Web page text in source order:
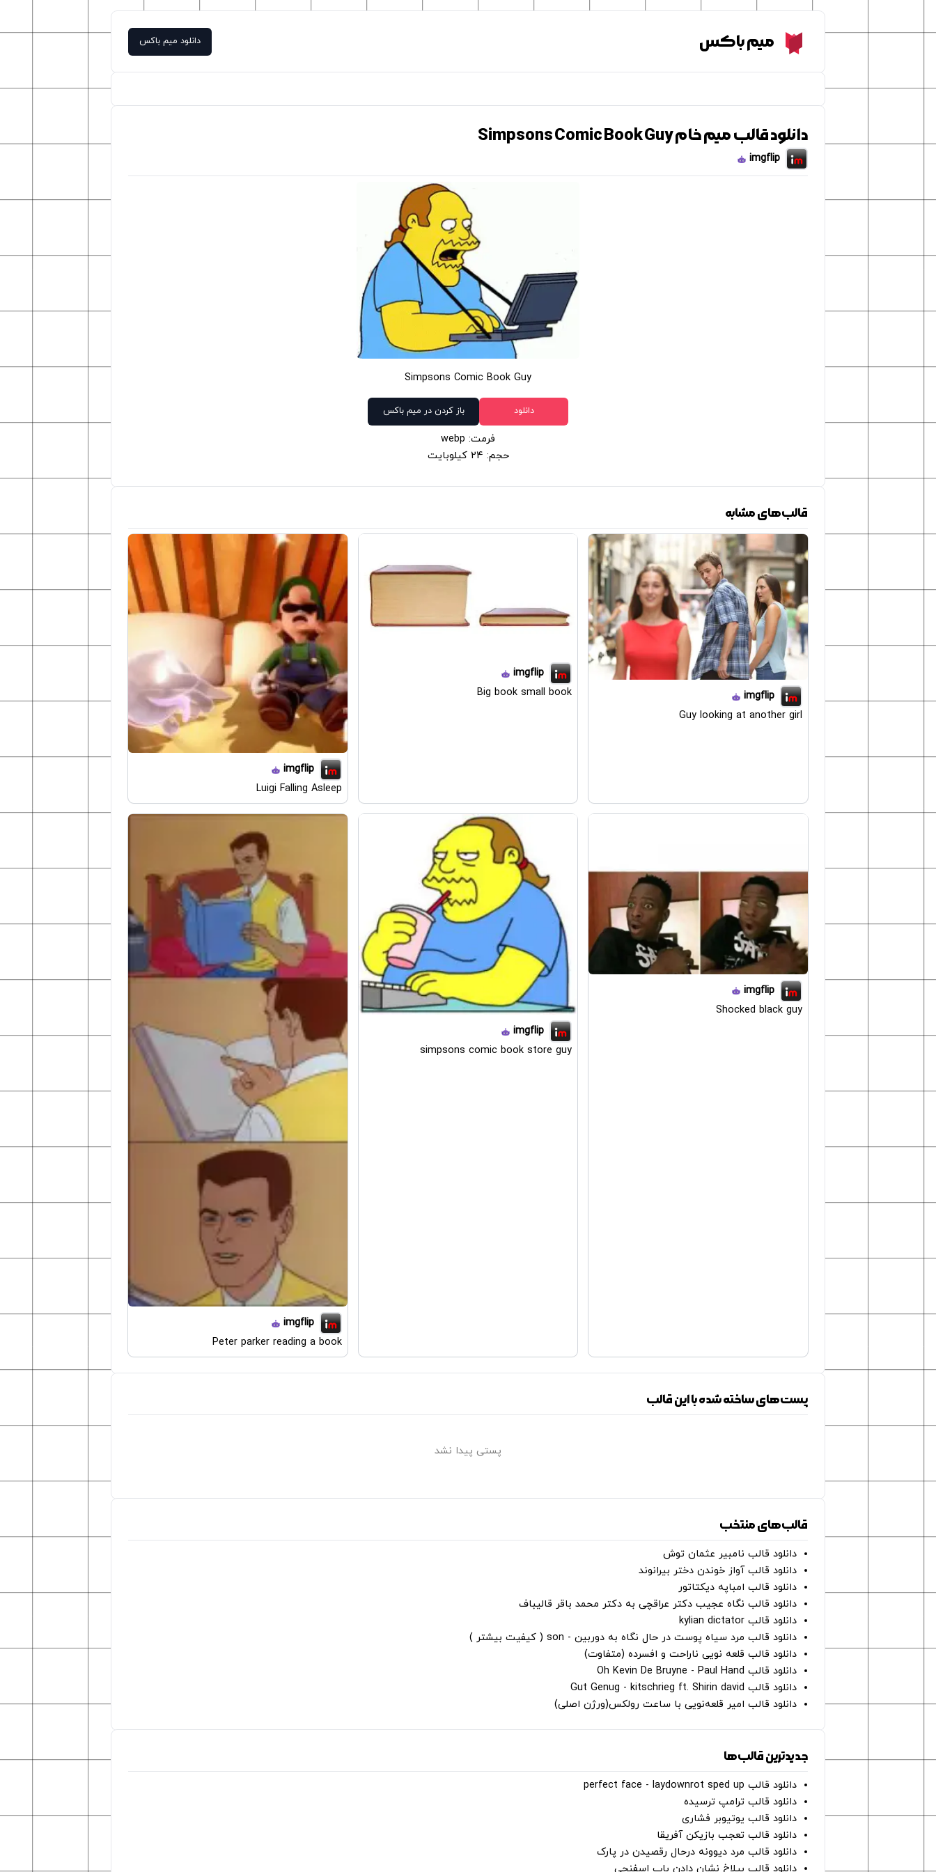
Meme Boxمیم باکس دانلود میم باکس
دانلود قالب میم خام Simpsons Comic Book Guy
imgflip
Simpsons Comic Book Guy
دانلود باز کردن در میم باکس
فرمت: webp
حجم: 24 کیلوبایت
قالب‌های مشابه
imgflip
Guy looking at another girl
imgflip
Big book small book
imgflip
Luigi Falling Asleep
imgflip
Shocked black guy
imgflip
simpsons comic book store guy
imgflip
Peter parker reading a book
پست‌های ساخته شده با این قالب
پستی پیدا نشد
قالب‌های منتخب
دانلود قالب نامبیر عثمان ‌توش
دانلود قالب آواز خوندن دختر بیرانوند
دانلود قالب امباپه دیکتاتور
دانلود قالب نگاه عجیب دکتر عراقچی به دکتر محمد باقر قالیباف
دانلود قالب kylian dictator
دانلود قالب مرد سیاه پوست در حال نگاه به دوربین - son ( کیفیت بیشتر )
دانلود قالب قلعه نویی ناراحت و افسرده (متفاوت)
دانلود قالب Oh Kevin De Bruyne - Paul Hand
دانلود قالب Gut Genug - kitschrieg ft. Shirin david
دانلود قالب امیر قلعه‌نویی با ساعت رولکس(ورژن اصلی)
جدیدترین قالب‌ها
دانلود قالب perfect face - laydownrot sped up
دانلود قالب ترامپ ترسیده
دانلود قالب یوتیوبر فشاری
دانلود قالب تعجب بازیکن آفریقا
دانلود قالب مرد دیوونه درحال رقصیدن در پارک
دانلود قالب بیلاخ نشان دادن باب اسفنجی